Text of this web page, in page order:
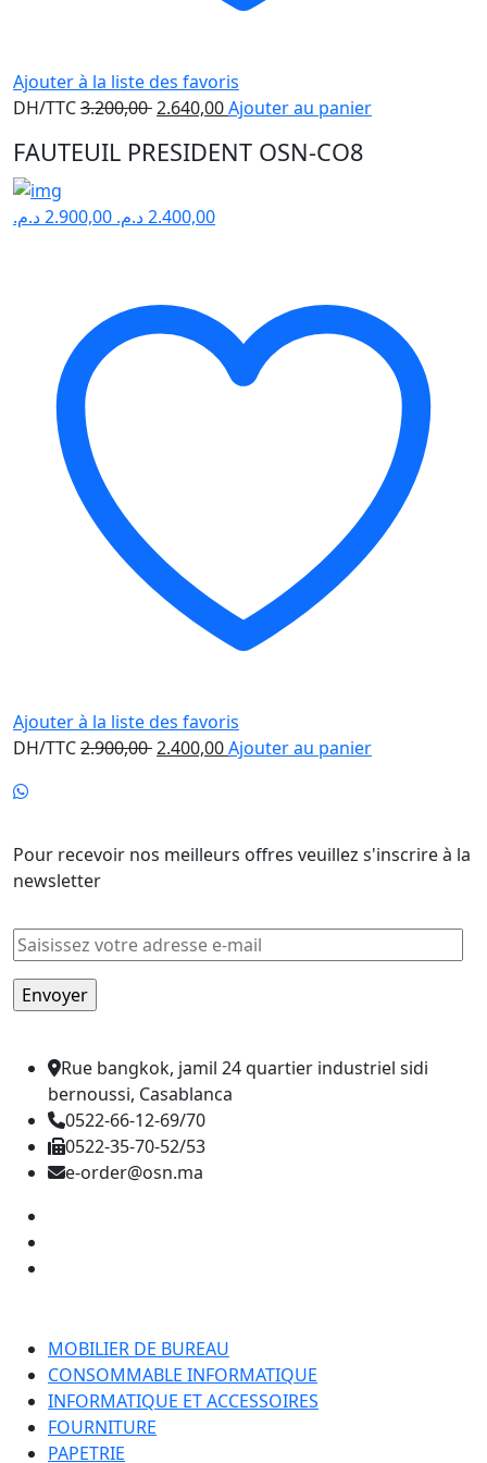
Ajouter à la liste des favoris
DH/TTC3.200,00 Le
initial
3.200,00 .
2.640,00Le
actuel
Ajouter au panier
FAUTEUIL PRESIDENT OSN-CO8
2.900,00د.م. 2.400,00د.م.
Ajouter à la liste des favoris
DH/TTC2.900,00 Le
2.900,00 .
2.400,00Le
2.400,00 .
Ajouter au panier
Pour recevoir nos meilleurs offres veuillez s'inscrire à la
newsletter
Rue bangkok, jamil 24 quartier industriel sidi
bernoussi, Casablanca
0522-66-12-69/70
0522-35-70-52/53
e-order@osn.ma
MOBILIER DE BUREAU
CONSOMMABLE INFORMATIQUE
INFORMATIQUE ET ACCESSOIRES
FOURNITURE
PAPETRIE